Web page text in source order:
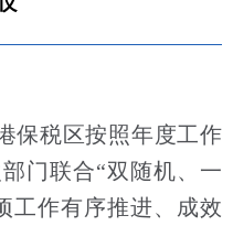
保税区按照年度工作
门联合“双随机、一
工作有序推进、成效